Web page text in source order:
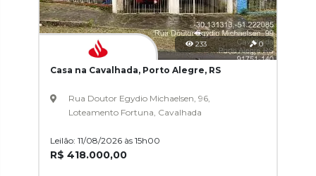
233 0
Casa na Cavalhada, Porto Alegre, RS
Rua Doutor Egydio Michaelsen, 96,
Loteamento Fortuna, Cavalhada
Leilão: 11/08/2026 às 15h00
R$ 418.000,00